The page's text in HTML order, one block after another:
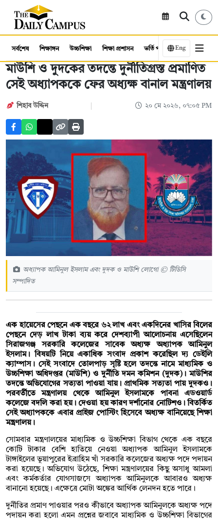
সর্বশেষ শিক্ষাঙ্গন উচ্চশিক্ষা শিক্ষা প্রশাসন ভর্তি পরীক্ষা কর্মসংস্থান
Eng
মাউশি ও দুদকের তদন্তে দুর্নীতিগ্রস্ত প্রমাণিত
সেই অধ্যাপককে ফের অধ্যক্ষ বানাল মন্ত্রণালয়
শিহাব উদ্দিন ২০ মে ২০২৬, ০৭:০৫ PM
অধ্যাপক আমিনুল ইসলাম এবং দুদক ও মাউশি লোগো © টিডিসি
সম্পাদিত
এক হায়েসের পেছনে এক বছরে ৬২ লাখ এবং একদিনের খাসির বিলের
পেছনে দেড় লাখ টাকা ব্যয় করে দেশব্যাপী আলোচনায় এসেছিলেন
সিরাজগঞ্জ সরকারি কলেজের সাবেক অধ্যক্ষ অধ্যাপক আমিনুল
ইসলাম। বিষয়টি নিয়ে একাধিক সংবাদ প্রকাশ করেছিল দ্য ডেইলি
ক্যাম্পাস। সেই সংবাদে তোলপাড় সৃষ্টি হলে তদন্তে নামে মাধ্যমিক ও
উচ্চশিক্ষা অধিদপ্তর (মাউশি) ও দুর্নীতি দমন কমিশন (দুদক)। মাউশির
তদন্তে অভিযোগের সত্যতা পাওয়া যায়। প্রাথমিক সত্যতা পায় দুদকও।
পরবর্তীতে মন্ত্রণালয় থেকে আমিনুল ইসলামকে পাবনা এডওয়ার্ড
কলেজে বদলি করা হয়। দেওয়া হয় কারণ দর্শানোর নোটিশও। বিতর্কিত
সেই অধ্যাপককে এবার প্রাইজ পোস্টিং হিসেবে অধ্যক্ষ বানিয়েছে শিক্ষা
মন্ত্রণালয়।
সোমবার মন্ত্রণালয়ের মাধ্যমিক ও উচ্চশিক্ষা বিভাগ থেকে এক বছরে
কোটি টাকার বেশি হাতিয়ে নেওয়া অধ্যাপক আমিনুল ইসলামকে
টাঙ্গাইলের ভূয়াপুরের ইব্রাহিম খাঁ সরকারি কলেজের অধ্যক্ষ পদে পদায়ন
করা হয়েছে। অভিযোগ উঠেছে, শিক্ষা মন্ত্রণালয়ের কিছু অসাধু আমলা
এবং কর্মকর্তার যোগসাজসে অধ্যাপক আমিনুলকে আবারও অধ্যক্ষ
বানানো হয়েছে। এক্ষেত্রে মোটা অঙ্কের আর্থিক লেনদন হতে পারে।
দুর্নীতির প্রমাণ পাওয়ার পরও কীভাবে অধ্যাপক আমিনুলকে অধ্যক্ষ পদে
পদায়ন করা হলো এমন প্রশ্নের জবাবে মাধ্যমিক ও উচ্চশিক্ষা বিভাগের